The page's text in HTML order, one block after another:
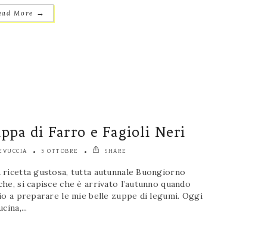
More →
di Farro e Fagioli Neri
5 OTTOBRE SHARE
ricetta gustosa, tutta autunnale Buongiorno
si capisce che è arrivato l’autunno quando
a preparare le mie belle zuppe di legumi. Oggi